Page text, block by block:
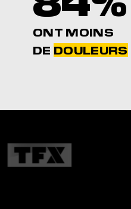
ONT MOINS
DE DOULEURS